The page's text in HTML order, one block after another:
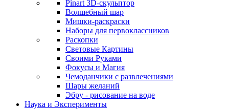
Pinart 3D-скульптор
Волшебный шар
Мишки-раскраски
Наборы для первоклассников
Раскопки
Световые Картины
Своими Руками
Фокусы и Магия
Чемоданчики с развлечениями
Шары желаний
Эбру - рисование на воде
Наука и Эксперименты